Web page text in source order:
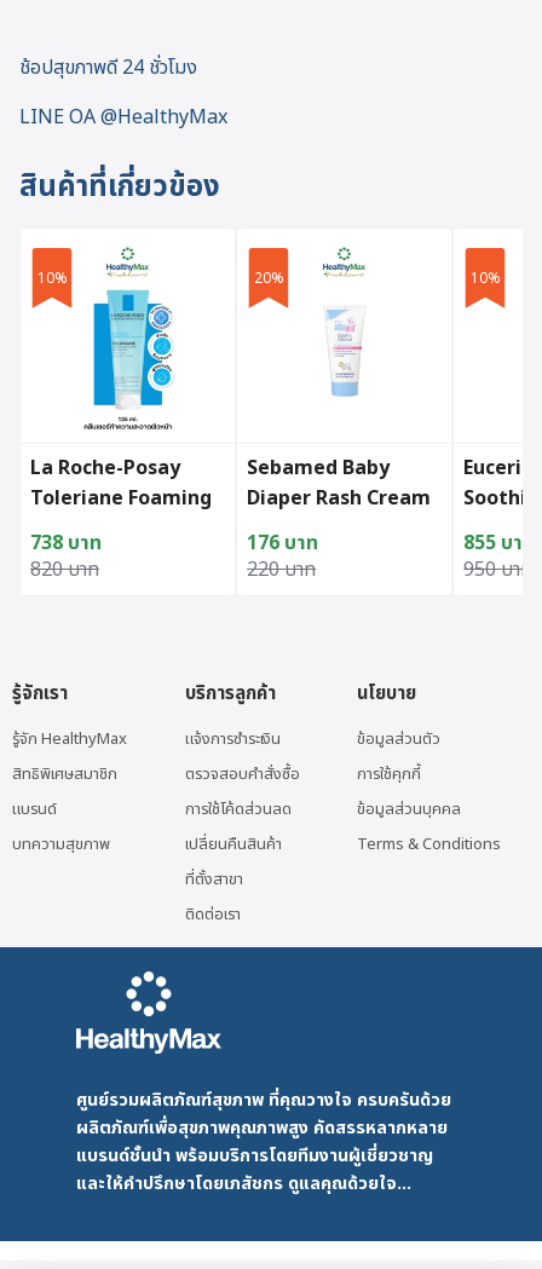
ช้อปสุขภาพดี 24 ชั่วโมง
LINE OA @HealthyMax
สินค้าที่เกี่ยวข้อง
10%
La Roche-Posay
Toleriane Foaming
Cleanser (125 ml)
820บาท
Original price was: 820 บาท.
738 บาท
Current price is: 738 บาท.
20%
Sebamed Baby
Diaper Rash Cream
50ml.
220บาท
Original price was: 220 บาท.
176 บาท
Current price is: 176 บาท.
10%
Cream
950บาท
Original
855 บาท
Current
รู้จักเรา
รู้จัก HealthyMax
สิทธิพิเศษสมาชิก
แบรนด์
บทความสุขภาพ
บริการลูกค้า
แจ้งการชำระเงิน
ตรวจสอบคำสั่งซื้อ
การใช้โค้ดส่วนลด
เปลี่ยนคืนสินค้า
ที่ตั้งสาขา
ติดต่อเรา
นโยบาย
ข้อมูลส่วนตัว
การใช้คุกกี้
ข้อมูลส่วนบุคคล
Terms & Conditions
ศูนย์รวมผลิตภัณฑ์สุขภาพ ที่คุณวางใจ ครบครันด้วย
ผลิตภัณฑ์เพื่อสุขภาพคุณภาพสูง คัดสรรหลากหลาย
แบรนด์ชั้นนำ พร้อมบริการโดยทีมงานผู้เชี่ยวชาญ
และให้คำปรึกษาโดยเภสัชกร ดูแลคุณด้วยใจ...